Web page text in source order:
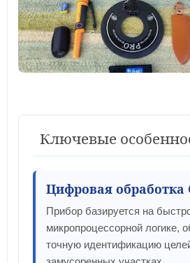
Ключевые
Цифровая обработка
Прибор базируется на
микропроцессорной логике,
точную идентификацию